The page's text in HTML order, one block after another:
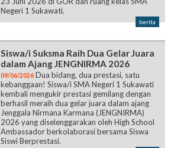
Siswa/i Suksma Raih Dua Gelar Juara
dalam Ajang JENGNIRMA 2026
kebanggaan! Siswa/i SMA Negeri 1 Sukawati
kembali mengukir prestasi gemilang dengan
berhasil meraih dua gelar juara dalam ajang
Jenggala Nirmana Karmana (JENGNIRMA)
2026 yang diselenggarakan oleh High School
Ambassador berkolaborasi bersama Siswa
Siswi Berprestasi.
berita
Borong Juara 1! Tim Suksma Sukses